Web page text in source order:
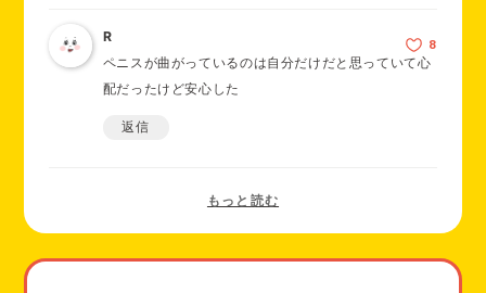
R
ペニスが曲がっているのは自分だけだと思っていて心
配だったけど安心した
返信